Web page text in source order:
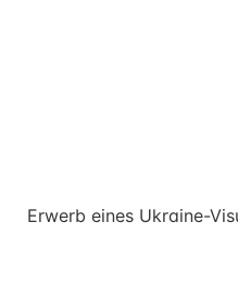
Erwerb eines Ukraine-